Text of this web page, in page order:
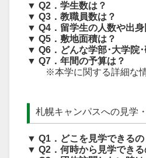
▼ Q2．学生数は？
▼ Q3．教職員数は？
▼ Q4．留学生の人数や出身
▼ Q5．敷地面積は？
▼ Q6．どんな学部･大学院
▼ Q7．年間の予算は？
※本学に関する詳細な情
札幌キャンパスへの見学
▼ Q1．どこを見学できるの
▼ Q2．何時から見学できる